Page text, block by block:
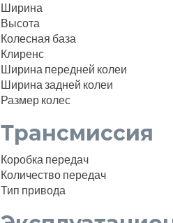
Ширина
Высота
Колесная база
Клиренс
Ширина передней колеи
Ширина задней колеи
Размер колес
Трансмиссия
Коробка передач
Количество передач
Тип привода